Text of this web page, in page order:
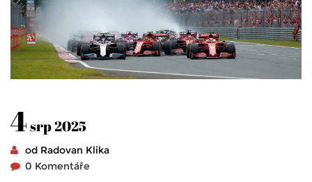
4srp 2025
od Radovan Klika
0 Komentáře